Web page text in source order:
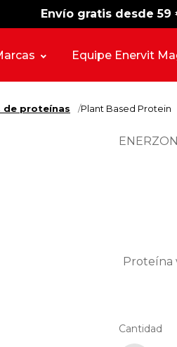
Envío gratis desde 59
-15% free
Equipe Enervit
de proteínas Plant Based Protein
Proteína
Cantidad